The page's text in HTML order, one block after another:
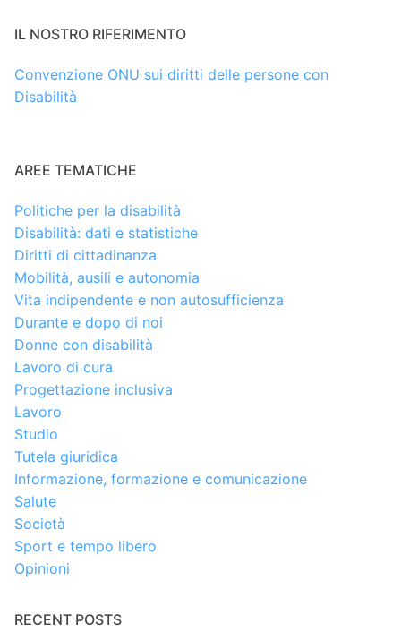
IL NOSTRO RIFERIMENTO
Convenzione ONU sui diritti delle persone con
Disabilità
AREE TEMATICHE
Politiche per la disabilità
Disabilità: dati e statistiche
Diritti di cittadinanza
Mobilità, ausili e autonomia
Vita indipendente e non autosufficienza
Durante e dopo di noi
Donne con disabilità
Lavoro di cura
Progettazione inclusiva
Lavoro
Studio
Tutela giuridica
Informazione, formazione e comunicazione
Salute
Società
Sport e tempo libero
Opinioni
RECENT POSTS